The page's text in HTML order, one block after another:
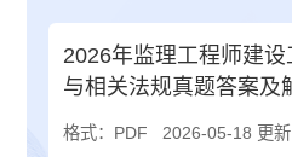
2026年监理工程师建
与相关法规真题答案及
格式：PDF 2026-05-18 更新